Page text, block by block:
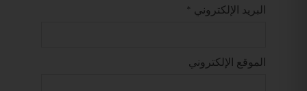
البريد الإلكتروني *
الموقع الإلكتروني